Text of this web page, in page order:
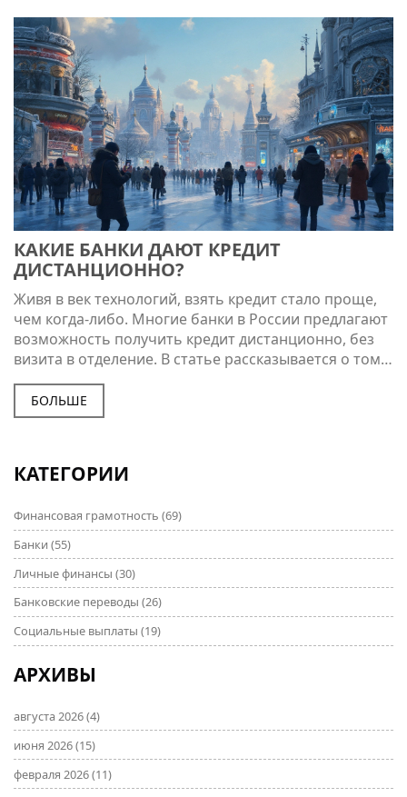
КАКИЕ БАНКИ ДАЮТ КРЕДИТ
ДИСТАНЦИОННО?
Живя в век технологий, взять кредит стало проще,
чем когда-либо. Многие банки в России предлагают
возможность получить кредит дистанционно, без
визита в отделение. В статье рассказывается о том,
какие банки предоставляют такие услуги, какие
условия они предлагают и на что следует обратить
внимание. Это поможет выбрать подходящий
БОЛЬШЕ
КАТЕГОРИИ
Финансовая грамотность (69)
Банки (55)
Личные финансы (30)
Банковские переводы (26)
Социальные выплаты (19)
АРХИВЫ
августа 2026(4)
июня 2026(15)
февраля 2026(11)